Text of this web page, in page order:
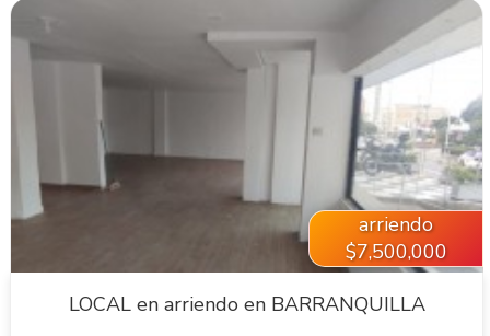
arriendo
$7,500,000
LOCAL en arriendo en BARRANQUILLA